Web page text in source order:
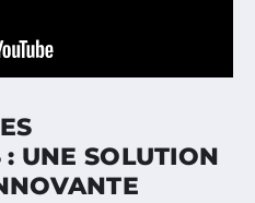
UNE SOLUTION